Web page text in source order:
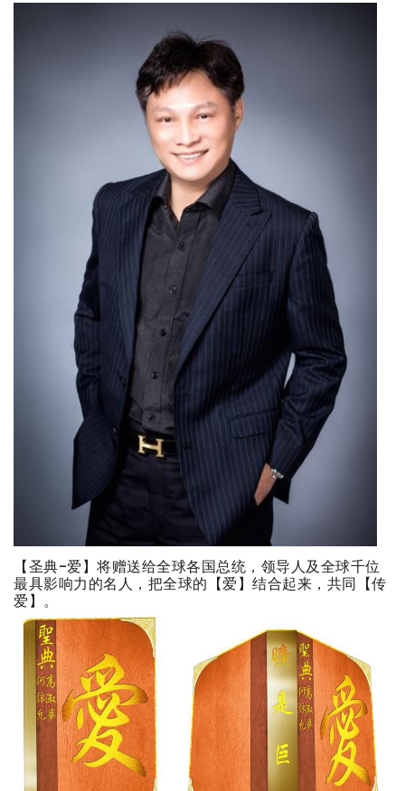
【圣典-爱】将赠送给全球各国总统，领导人及全球千位
最具影响力的名人，把全球的【爱】结合起来，共同【传
爱】。